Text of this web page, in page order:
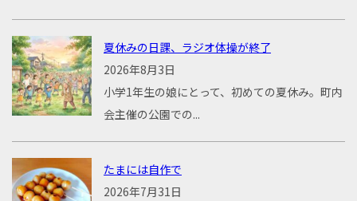
夏休みの日課、ラジオ体操が終了
2026年8月3日
小学1年生の娘にとって、初めての夏休み。町内
会主催の公園での...
たまには自作で
2026年7月31日